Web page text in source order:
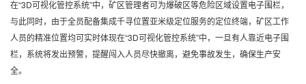
在“3D可视化管控系统”中，矿区管理者可为爆破区等危险区域设置电子围栏，
与此同时，由于全员配备集成千寻位置亚米级定位服务的定位终端，矿区工作
人员的精准位置均可实时体现在“3D可视化管控系统”中，一旦有人靠近电子围
栏，系统将发出预警，提醒闯入人员尽快撤离，避免事故发生，确保生产安
全。